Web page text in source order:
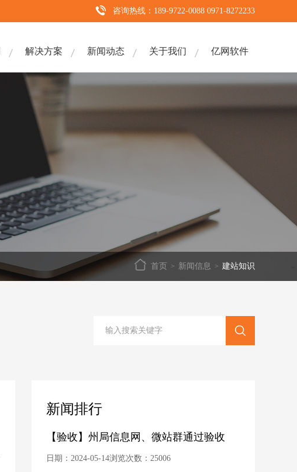
咨询热线：189-9722-0088 0971-8272233
解决方案 新闻动态 关于我们 亿网软件
首页 > 新闻信息 > 建站知识
新闻排行
【验收】州局信息网、微站群通过验收
日期：2024-05-14浏览次数：25006